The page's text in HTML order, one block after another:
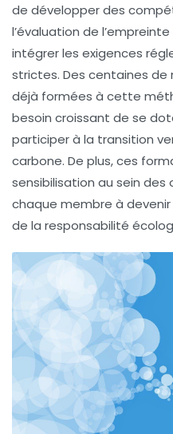
de développer des
l’évaluation de
intégrer les exigences
strictes. Des centaines de
déjà formées à cette
besoin croissant de se
participer à la transition
carbone. De plus, ces
sensibilisation au sein
chaque membre à
de la responsabilité